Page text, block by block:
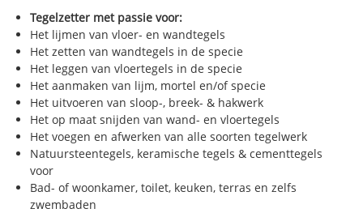
Tegelzetter met passie voor:
Het lijmen van vloer- en wandtegels
Het zetten van wandtegels in de specie
Het leggen van vloertegels in de specie
Het aanmaken van lijm, mortel en/of specie
Het uitvoeren van sloop-, breek- & hakwerk
Het op maat snijden van wand- en vloertegels
Het voegen en afwerken van alle soorten tegelwerk
Natuursteentegels, keramische tegels & cementtegels
voor
Bad- of woonkamer, toilet, keuken, terras en zelfs
zwembaden